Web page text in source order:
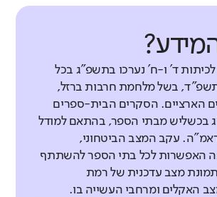
ד' ו-ח' נערכו בתשפ"ג בכל
בשל מלחמת חרבות ברזל,
הארציים. הסקרים הבית-ספרים
בכשליש מבתי הספר, בהתאם למודל
עקב המצב הביטחוני,
האפשרות לכל בתי הספר להשתתף
מצב עדכנית של רמת
האקלים ומרחבי העשייה בו.